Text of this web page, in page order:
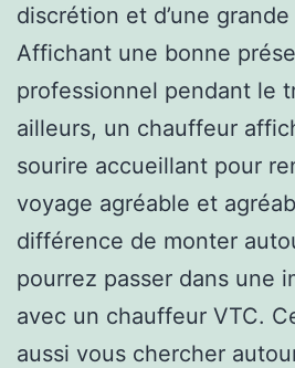
discrétion et d’une
Affichant une bonne
professionnel pendant le
ailleurs, un chauffeur
sourire accueillant pour
voyage agréable et
différence de monter
pourrez passer dans une
avec un chauffeur VTC.
aussi vous chercher